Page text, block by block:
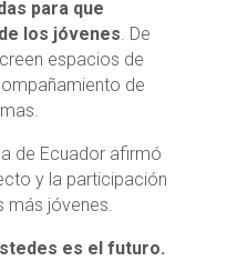
para que
los jóvenes. De
espacios de
de
de Ecuador afirmó
y la participación
más jóvenes.
es el futuro.